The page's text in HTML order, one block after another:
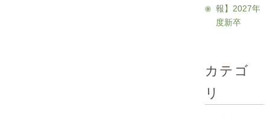
報】2027年
度新卒
カテゴ
リ